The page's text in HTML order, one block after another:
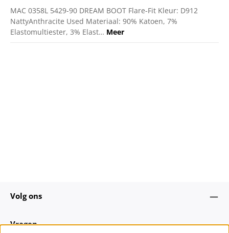
MAC 0358L 5429-90 DREAM BOOT Flare-Fit Kleur: D912
NattyAnthracite Used Materiaal: 90% Katoen, 7%
Elastomultiester, 3% Elast… Meer
Volg ons
Vragen